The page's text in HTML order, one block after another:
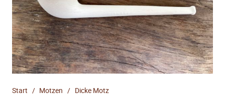
Start / Motzen / Dicke Motz